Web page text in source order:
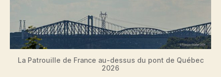
La Patrouille de France au-dessus du pont de Québec
2026